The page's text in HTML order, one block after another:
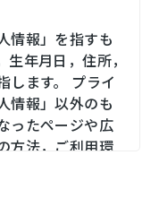
情報」を指すも
年月日，住所，
します。 プライ
情報」以外のも
ったページや広
方法，ご利用環
位置情報，端